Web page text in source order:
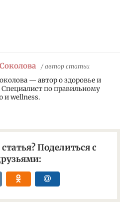
/ автор статьи
— автор о здоровье и
Специалист по правильному
и wellness.
Поделиться с